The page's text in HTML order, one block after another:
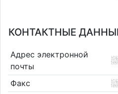
КОНТАКТНЫЕ
Адрес электронной
почты
Факс